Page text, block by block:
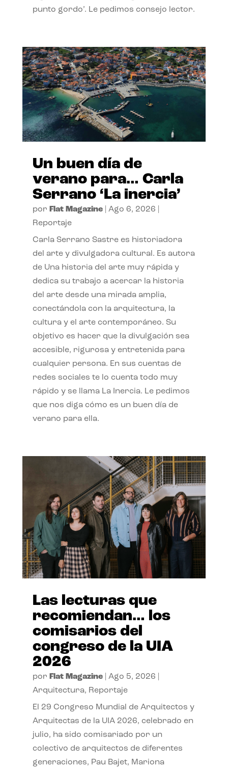
punto gordo’. Le pedimos consejo lector.
Un buen día de
verano para… Carla
Serrano ‘La inercia’
por Flat Magazine| Ago 6, 2026
Reportaje
Carla Serrano Sastre es historiadora
del arte y divulgadora cultural. Es autora
de Una historia del arte muy rápida y
dedica su trabajo a acercar la historia
del arte desde una mirada amplia,
conectándola con la arquitectura, la
cultura y el arte contemporáneo. Su
objetivo es hacer que la divulgación sea
accesible, rigurosa y entretenida para
cualquier persona. En sus cuentas de
redes sociales te lo cuenta todo muy
rápido y se llama La Inercia. Le pedimos
que nos diga cómo es un buen día de
verano para ella.
Las lecturas que
recomiendan… los
comisarios del
congreso de la UIA
2026
por Flat Magazine| Ago 5, 2026
Arquitectura, Reportaje
El 29 Congreso Mundial de Arquitectos y
Arquitectas de la UIA 2026, celebrado en
julio, ha sido comisariado por un
colectivo de arquitectos de diferentes
generaciones, Pau Bajet, Mariona